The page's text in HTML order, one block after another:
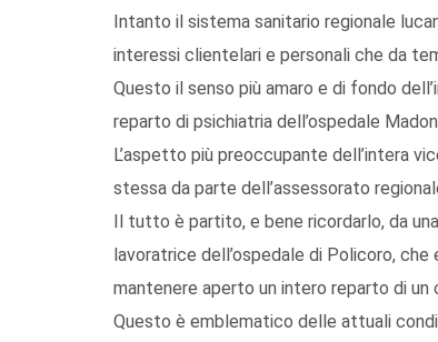
Intanto il sistema sanitario regionale
interessi clientelari e personali che da
Questo il senso più amaro e di fondo
reparto di psichiatria dell’ospedale
L’aspetto più preoccupante dell’intera
stessa da parte dell’assessorato
Il tutto è partito, e bene ricordarlo, da
lavoratrice dell’ospedale di Policoro,
mantenere aperto un intero reparto di un
Questo è emblematico delle attuali